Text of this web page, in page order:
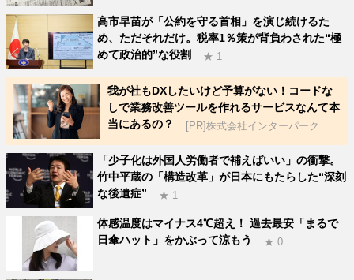
高市早苗が「公約を守る首相」を演じ続けるた
め、ただそれだけ。税率1％策が背負わされた“極
めて政治的”な役割
★ 1
我が社もDXしたいけど予算がない！コードな
しで業務改善ツールを作れるサービスなんて本
当にあるの？
[PR]株式会社インターパーク
「少子化は外国人労働者で補えばいい」の衝撃。
竹中平蔵の「構造改革」が日本にもたらした“深刻
な後遺症”
★ 1
体感温度はマイナス4℃超え！ 過去最安「まるで
日傘ハット」をかぶって涼もう
★ 0